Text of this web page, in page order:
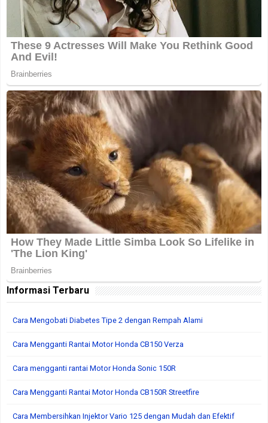
Informasi Terbaru
Cara Mengobati Diabetes Tipe 2 dengan Rempah Alami
Cara Mengganti Rantai Motor Honda CB150 Verza
Cara mengganti rantai Motor Honda Sonic 150R
Cara Mengganti Rantai Motor Honda CB150R Streetfire
Cara Membersihkan Injektor Vario 125 dengan Mudah dan Efektif